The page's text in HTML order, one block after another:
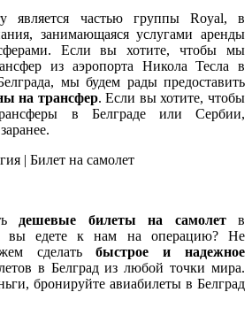
является частью группы Royal, в
занимающаяся услугами аренды
Если вы хотите, чтобы мы
из аэропорта Никола Тесла в
мы будем рады предоставить
на трансфер. Если вы хотите, чтобы
в Белграде или Сербии,
дешевые билеты на самолетв
вы едете к нам на операцию? Не
сделатьбыстрое и надежное
в Белград из любой точки мира.
бронируйте авиабилеты в Белград